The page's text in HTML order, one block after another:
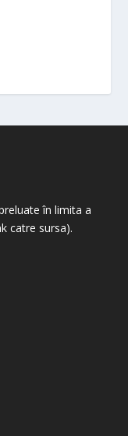
în limita a
catre sursa).